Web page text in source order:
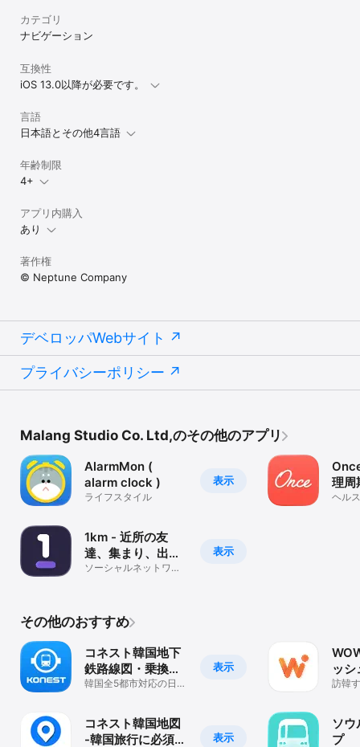
カテゴリ
ナビゲーション
互換性
iOS 13.0以降が必要です。
言語
日本語とその他4言語
年齢制限
4+
アプリ内購入
あり
著作権
© Neptune Company
デベロッパWebサイト
プライバシーポリシー
Malang Studio Co. Ltd,のその他のアプリ
表示
AlarmMon (
alarm clock )
ライフスタイル
表示
1km - 近所の友
達、集まり、出会
い
ソーシャルネットワー
理周
ダー
ヘル
その他のおすすめ
表示
コネスト韓国地下
鉄路線図・乗換検
索
韓国全5都市対応の日本
表示
コネスト韓国地図
-韓国旅行に必須の
ッ
旅行
訪韓
ソ
プ